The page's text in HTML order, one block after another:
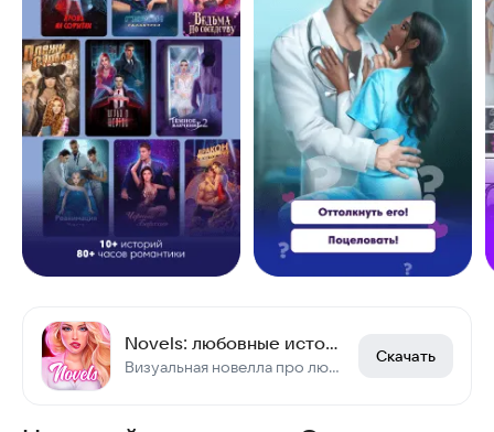
Novels: любовные истории
Визуальная новелла про любовь.
Скачать